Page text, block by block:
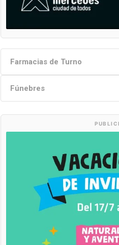
Farmacias de Turno
Fúnebres